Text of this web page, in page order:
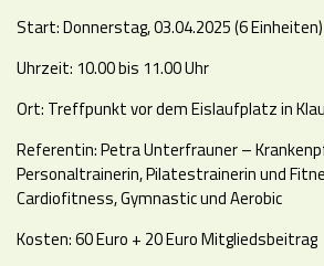
Start: Donnerstag, 03.04.2025 (6 Einheiten)
Uhrzeit: 10.00 bis 11.00 Uhr
Ort: Treffpunkt vor dem Eislaufplatz in
Referentin: Petra Unterfrauner –
Personaltrainerin, Pilatestrainerin und
Cardiofitness, Gymnastic und Aerobic
Kosten: 60 Euro + 20 Euro Mitgliedsbeitrag